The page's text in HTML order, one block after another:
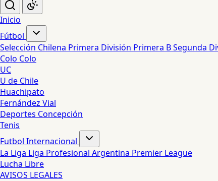
Inicio
Fútbol
Selección Chilena Primera División Primera BSegunda
Colo Colo
UC
U de Chile
Huachipato
Fernández Vial
Deportes Concepción
Tenis
Futbol Internacional
La Liga Liga Profesional Argentina Premier League
Lucha Libre
AVISOS LEGALES